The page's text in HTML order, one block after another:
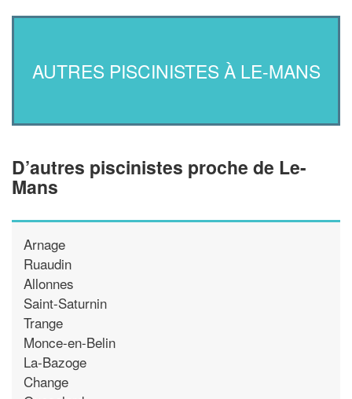
AUTRES PISCINISTES À LE-MANS
D’autres piscinistes proche de Le-
Mans
Arnage
Ruaudin
Allonnes
Saint-Saturnin
Trange
Monce-en-Belin
La-Bazoge
Change